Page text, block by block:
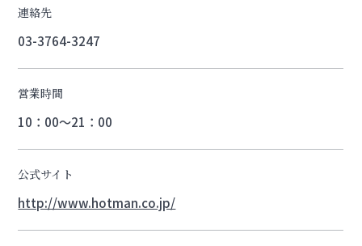
連絡先
03-3764-3247
営業時間
10：00～21：00
公式サイト
http://www.hotman.co.jp/